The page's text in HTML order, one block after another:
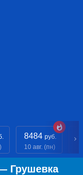
8484 руб.
10 авг. (пн)
Грушевка